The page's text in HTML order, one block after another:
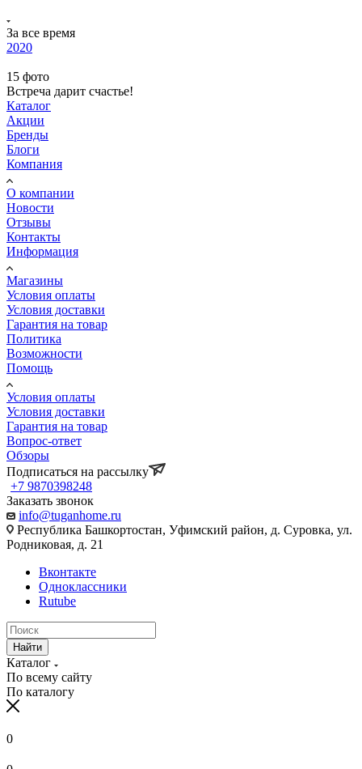
За все время
2020
15 фото
Встреча дарит счастье!
Каталог
Акции
Бренды
Блоги
Компания
О компании
Новости
Отзывы
Контакты
Информация
Магазины
Условия оплаты
Условия доставки
Гарантия на товар
Политика
Возможности
Помощь
Условия оплаты
Условия доставки
Гарантия на товар
Вопрос-ответ
Обзоры
Подписаться на рассылку
+7 9870398248
Заказать звонок
info@tuganhome.ru
Республика Башкортостан, Уфимский район, д. Суровка, ул.
Родниковая, д. 21
Вконтакте
Одноклассники
Rutube
Найти
Каталог
По всему сайту
По каталогу
0